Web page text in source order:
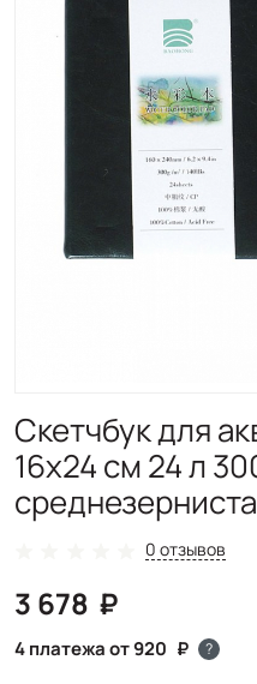
Скетчбук для
16х24 см 24 л
0 отзывов
3 678
4 платежа от 920 ?